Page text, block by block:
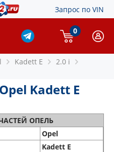
Запрос по VIN
0
Kadett E
2.0 i
Kadett E
ОПЕЛЬ
Opel
Kadett E